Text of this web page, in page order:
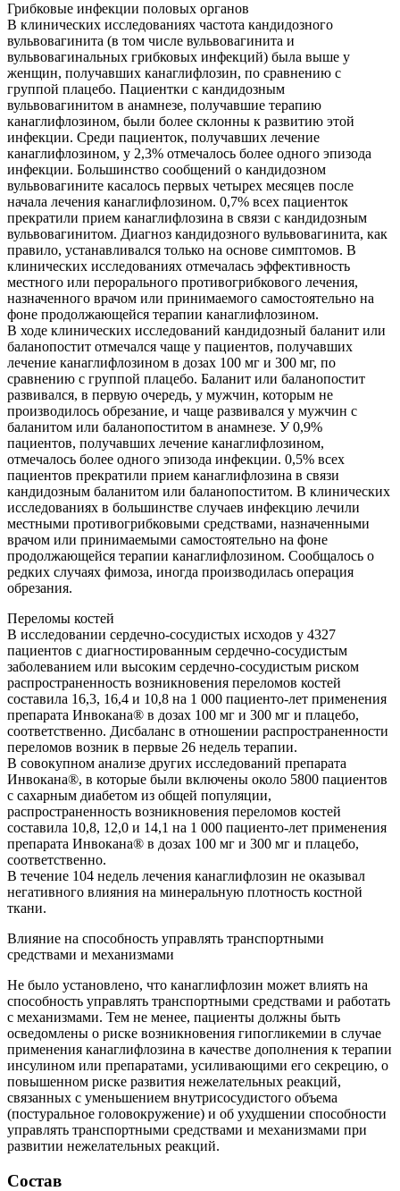
Грибковые инфекции половых органов
В клинических исследованиях частота кандидозного
вульвовагинита (в том числе вульвовагинита и
вульвовагинальных грибковых инфекций) была выше у
женщин, получавших канаглифлозин, по сравнению с
группой плацебо. Пациентки с кандидозным
вульвовагинитом в анамнезе, получавшие терапию
канаглифлозином, были более склонны к развитию этой
инфекции. Среди пациенток, получавших лечение
канаглифлозином, у 2,3% отмечалось более одного эпизода
инфекции. Большинство сообщений о кандидозном
вульвовагините касалось первых четырех месяцев после
начала лечения канаглифлозином. 0,7% всех пациенток
прекратили прием канаглифлозина в связи с кандидозным
вульвовагинитом. Диагноз кандидозного вульвовагинита, как
правило, устанавливался только на основе симптомов. В
клинических исследованиях отмечалась эффективность
местного или перорального противогрибкового лечения,
назначенного врачом или принимаемого самостоятельно на
фоне продолжающейся терапии канаглифлозином.
В ходе клинических исследований кандидозный баланит или
баланопостит отмечался чаще у пациентов, получавших
лечение канаглифлозином в дозах 100 мг и 300 мг, по
сравнению с группой плацебо. Баланит или баланопостит
развивался, в первую очередь, у мужчин, которым не
производилось обрезание, и чаще развивался у мужчин с
баланитом или баланопоститом в анамнезе. У 0,9%
пациентов, получавших лечение канаглифлозином,
отмечалось более одного эпизода инфекции. 0,5% всех
пациентов прекратили прием канаглифлозина в связи
кандидозным баланитом или баланопоститом. В клинических
исследованиях в большинстве случаев инфекцию лечили
местными противогрибковыми средствами, назначенными
врачом или принимаемыми самостоятельно на фоне
продолжающейся терапии канаглифлозином. Сообщалось о
редких случаях фимоза, иногда производилась операция
обрезания.
Переломы костей
В исследовании сердечно-сосудистых исходов у 4327
пациентов с диагностированным сердечно-сосудистым
заболеванием или высоким сердечно-сосудистым риском
распространенность возникновения переломов костей
составила 16,3, 16,4 и 10,8 на 1 000 пациенто-лет применения
препарата Инвокана® в дозах 100 мг и 300 мг и плацебо,
соответственно. Дисбаланс в отношении распространенности
переломов возник в первые 26 недель терапии.
В совокупном анализе других исследований препарата
Инвокана®, в которые были включены около 5800 пациентов
с сахарным диабетом из общей популяции,
распространенность возникновения переломов костей
составила 10,8, 12,0 и 14,1 на 1 000 пациенто-лет применения
препарата Инвокана® в дозах 100 мг и 300 мг и плацебо,
соответственно.
В течение 104 недель лечения канаглифлозин не оказывал
негативного влияния на минеральную плотность костной
ткани.
Влияние на способность управлять транспортными
средствами и механизмами
Не было установлено, что канаглифлозин может влиять на
способность управлять транспортными средствами и работать
с механизмами. Тем не менее, пациенты должны быть
осведомлены о риске возникновения гипогликемии в случае
применения канаглифлозина в качестве дополнения к терапии
инсулином или препаратами, усиливающими его секрецию, о
повышенном риске развития нежелательных реакций,
связанных с уменьшением внутрисосудистого объема
(постуральное головокружение) и об ухудшении способности
управлять транспортными средствами и механизмами при
развитии нежелательных реакций.
Состав